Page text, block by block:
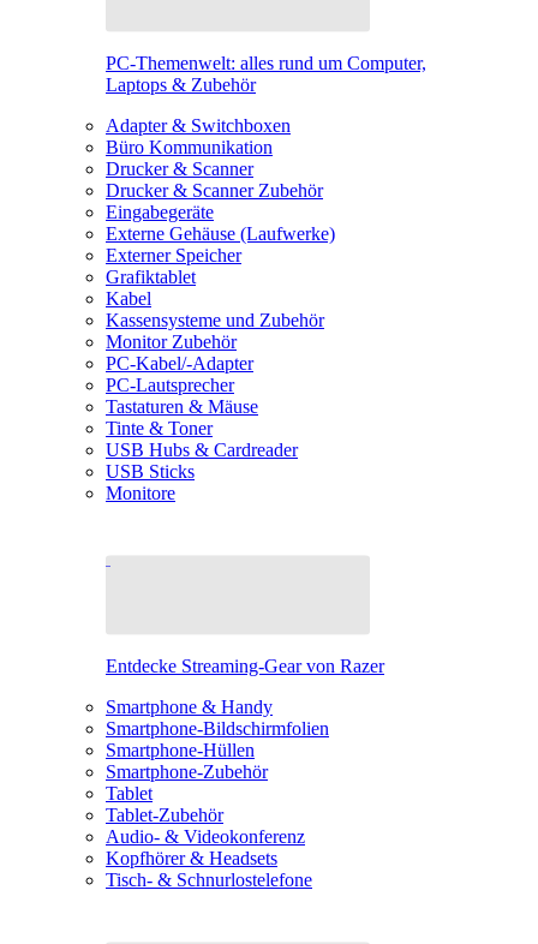
PC-Themenwelt: alles rund um Computer,
Laptops & Zubehör
Adapter & Switchboxen
Büro Kommunikation
Drucker & Scanner
Drucker & Scanner Zubehör
Eingabegeräte
Externe Gehäuse (Laufwerke)
Externer Speicher
Grafiktablet
Kabel
Kassensysteme und Zubehör
Monitor Zubehör
PC-Kabel/-Adapter
PC-Lautsprecher
Tastaturen & Mäuse
Tinte & Toner
USB Hubs & Cardreader
USB Sticks
Monitore
Entdecke Streaming-Gear von Razer
Smartphone & Handy
Smartphone-Bildschirmfolien
Smartphone-Hüllen
Smartphone-Zubehör
Tablet
Tablet-Zubehör
Audio- & Videokonferenz
Kopfhörer & Headsets
Tisch- & Schnurlostelefone